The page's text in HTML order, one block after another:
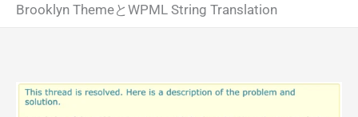
Brooklyn ThemeとWPML String Translation